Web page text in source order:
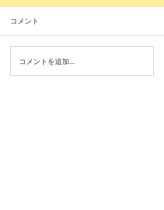
みんなつらくて、みんな
いい。
コメント
コメントを追加…